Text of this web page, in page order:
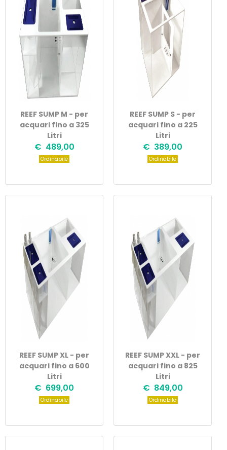
REEF SUMP M - per
acquari fino a 325
Litri
€ 489,00
Ordinabile
REEF SUMP S - per
acquari fino a 225
Litri
€ 389,00
Ordinabile
REEF SUMP XL - per
acquari fino a 600
Litri
€ 699,00
Ordinabile
REEF SUMP XXL - per
acquari fino a 825
Litri
€ 849,00
Ordinabile